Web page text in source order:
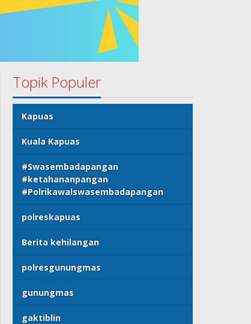
Topik Populer
Kapuas
Kuala Kapuas
#Swasembadapangan
#ketahananpangan
#Polrikawalswasembadapangan
polreskapuas
Berita kehilangan
polresgunungmas
gunungmas
gaktiblin